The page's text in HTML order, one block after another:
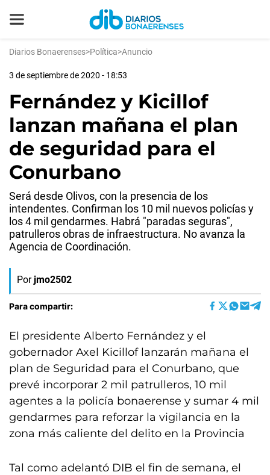
Diarios Bonaerenses>Política>Anuncio
3 de septiembre de 2020 - 18:53
Fernández y Kicillof
lanzan mañana el plan
de seguridad para el
Conurbano
Será desde Olivos, con la presencia de los
intendentes. Confirman los 10 mil nuevos policías y
los 4 mil gendarmes. Habrá "paradas seguras",
patrulleros obras de infraestructura. No avanza la
Agencia de Coordinación.
Por jmo2502
Para compartir:
El presidente Alberto Fernández y el
gobernador Axel Kicillof lanzarán mañana el
plan de Seguridad para el Conurbano, que
prevé incorporar 2 mil patrulleros, 10 mil
agentes a la policía bonaerense y sumar 4 mil
gendarmes para reforzar la vigilancia en la
zona más caliente del delito en la Provincia
Tal como adelantó DIB el fin de semana, el